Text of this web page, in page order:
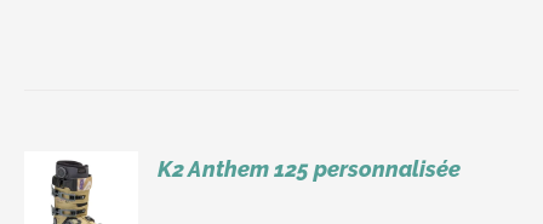
K2 Anthem 125 personnalisée